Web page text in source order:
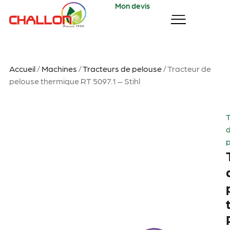
Mon devis
Accueil/ Machines /Tracteurs de pelouse/ Tracteur de
pelouse thermique RT 5097.1 – Stihl